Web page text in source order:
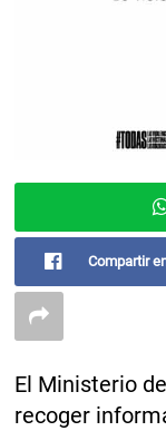
Compartir
El Ministerio
recoger